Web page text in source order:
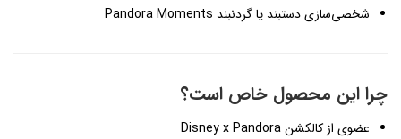
شخصی‌سازی دستبند یا گردنبند Pandora Moments
چرا این محصول خاص است؟
عضوی از کالکشن Disney x Pandora